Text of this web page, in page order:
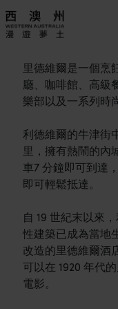
里德維爾是一個烹
廳、咖啡館、高級
樂部以及一系列時
利德維爾的牛津街
里，擁有熱鬧的內
車7 分鐘即可到達
即可輕鬆抵達。
自 19 世紀末以來
性建築已成為當地
改造的里德維爾酒
可以在 1920 年代
電影。